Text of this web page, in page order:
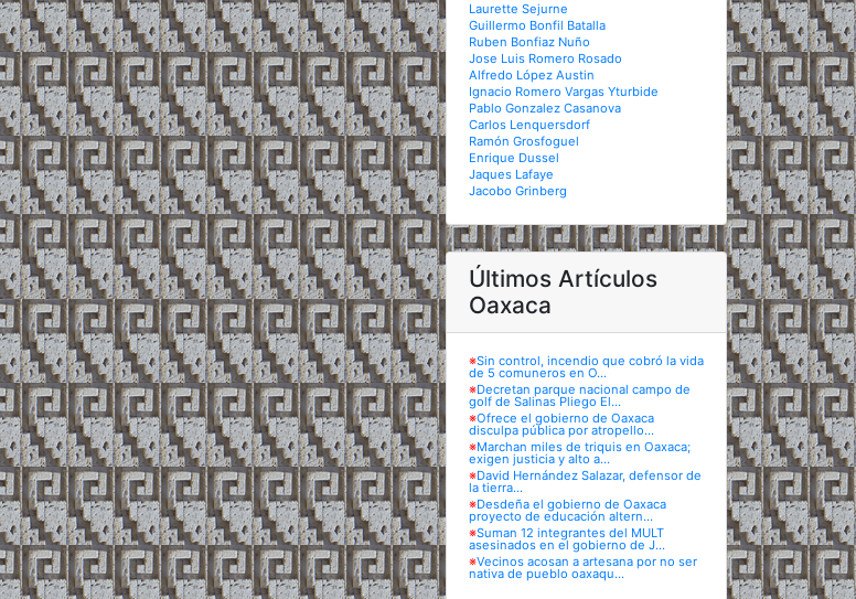
Laurette Sejurne
Guillermo Bonfil Batalla
Ruben Bonfiaz Nuño
Jose Luis Romero Rosado
Alfredo López Austin
Ignacio Romero Vargas Yturbide
Pablo Gonzalez Casanova
Carlos Lenquersdorf
Ramón Grosfoguel
Enrique Dussel
Jaques Lafaye
Jacobo Grinberg
Últimos Artículos
Oaxaca
※Sin control, incendio que cobró la vida
de 5 comuneros en O...
※Decretan parque nacional campo de
golf de Salinas Pliego El...
※Ofrece el gobierno de Oaxaca
disculpa pública por atropello...
※Marchan miles de triquis en Oaxaca;
exigen justicia y alto a...
※David Hernández Salazar, defensor de
la tierra...
※Desdeña el gobierno de Oaxaca
proyecto de educación altern...
※Suman 12 integrantes del MULT
asesinados en el gobierno de J...
※Vecinos acosan a artesana por no ser
nativa de pueblo oaxaqu...